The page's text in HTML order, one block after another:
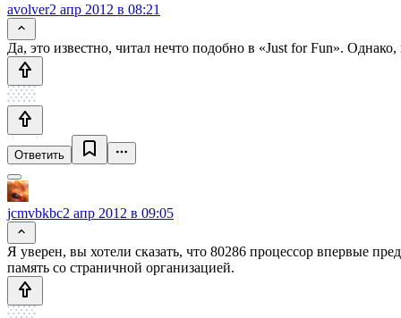
avolver2 апр 2012 в 08:21
Да, это известно, читал нечто подобно в «Just for Fun».
Ответить
jcmvbkbc2 апр 2012 в 09:05
Я уверен, вы хотели сказать, что 80286 процессор впервые
память со страничной организацией.